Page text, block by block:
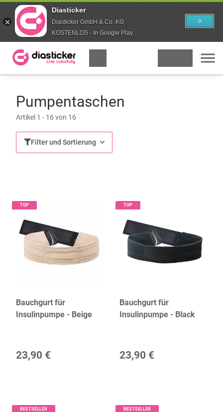
Diasticker
Diasticker GmbH & Co. KG
KOSTENLOS - In Google Play
>
Pumpentaschen
Artikel 1 - 16 von 16
Filter und Sortierung
TOP
Bauchgurt für
Insulinpumpe - Beige
23,90 €
TOP
Bauchgurt für
Insulinpumpe - Black
23,90 €
BESTSELLER BESTSELLER